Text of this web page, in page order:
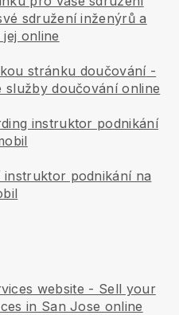
sdružení inženýrů a
online
stránku doučování-
služby doučování online
instruktor podnikání
podnikání na
website - Sell your
in San Jose online